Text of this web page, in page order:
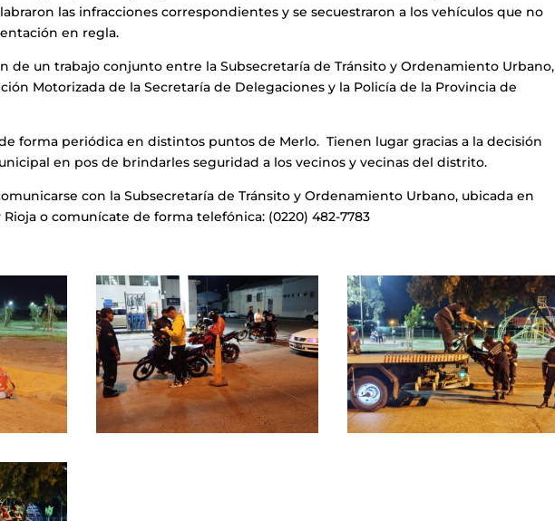
las infracciones correspondientes y se secuestraron a los vehículos que no
en regla.
de un trabajo conjunto entre la Subsecretaría de Tránsito y Ordenamiento Urbano,
Motorizada de la Secretaría de Delegaciones y la Policía de la Provincia de
forma periódica en distintos puntos de Merlo. Tienen lugar gracias a la decisión
en pos de brindarles seguridad a los vecinos y vecinas del distrito.
con la Subsecretaría de Tránsito y Ordenamiento Urbano, ubicada en
o comunícate de forma telefónica: (0220) 482-7783